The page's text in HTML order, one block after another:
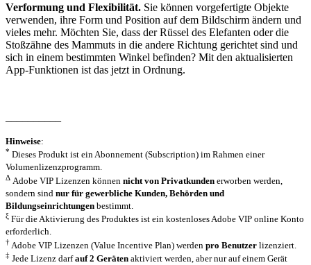
Verformung und Flexibilität. Sie können vorgefertigte Objekte
verwenden, ihre Form und Position auf dem Bildschirm ändern und
vieles mehr. Möchten Sie, dass der Rüssel des Elefanten oder die
Stoßzähne des Mammuts in die andere Richtung gerichtet sind und
sich in einem bestimmten Winkel befinden? Mit den aktualisierten
App-Funktionen ist das jetzt in Ordnung.
Hinweise:
* Dieses Produkt ist ein Abonnement (Subscription) im Rahmen einer
Volumenlizenzprogramm.
Δ Adobe VIP Lizenzen können nicht von Privatkunden erworben werden,
sondern sind nur für gewerbliche Kunden, Behörden und
Bildungseinrichtungen bestimmt.
ξ Für die Aktivierung des Produktes ist ein kostenloses Adobe VIP online Konto
erforderlich.
† Adobe VIP Lizenzen (Value Incentive Plan) werden pro Benutzer lizenziert.
‡ Jede Lizenz darfauf 2 Geräten aktiviert werden, aber nur auf einem Gerät